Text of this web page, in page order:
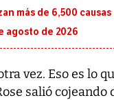
más de 6,500
agosto de 2026
vez. Eso es lo
salió